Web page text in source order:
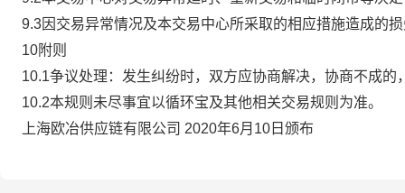
9.3因交易异常情况及本交易中心所采取的相应措施造成的
10附则
10.1争议处理：发生纠纷时，双方应协商解决，协商不成
10.2本规则未尽事宜以循环宝及其他相关交易规则为准。
上海欧冶供应链有限公司 2020年6月10日颁布